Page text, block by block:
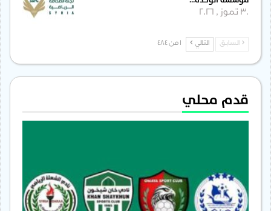
30 تموز , 2026
السابق التالي
قدم محلي